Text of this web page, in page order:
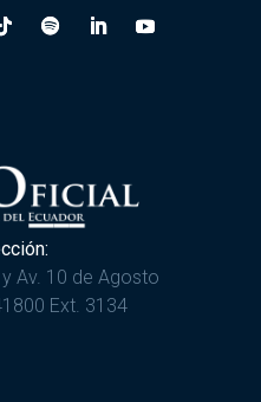
Av. 10 de Agosto
Ext. 3134